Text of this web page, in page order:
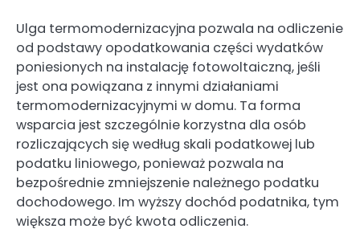
Ulga termomodernizacyjna pozwala na odliczenie
od podstawy opodatkowania części wydatków
poniesionych na instalację fotowoltaiczną, jeśli
jest ona powiązana z innymi działaniami
termomodernizacyjnymi w domu. Ta forma
wsparcia jest szczególnie korzystna dla osób
rozliczających się według skali podatkowej lub
podatku liniowego, ponieważ pozwala na
bezpośrednie zmniejszenie należnego podatku
dochodowego. Im wyższy dochód podatnika, tym
większa może być kwota odliczenia.